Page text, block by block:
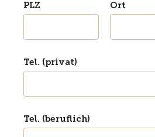
PLZ Ort
Tel. (privat)
Tel. (beruflich)